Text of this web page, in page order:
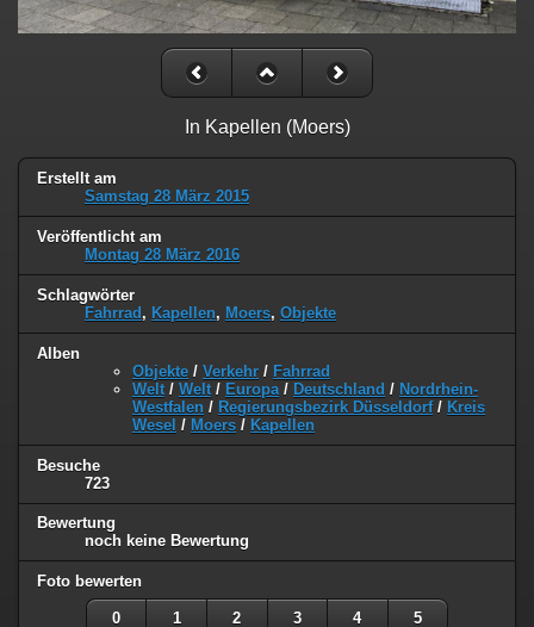
In Kapellen (Moers)
Erstellt am
Samstag 28 März 2015
Veröffentlicht am
Montag 28 März 2016
Schlagwörter
Fahrrad , Kapellen, Moers, Objekte
Alben
Objekte / Verkehr / Fahrrad
Welt / Welt / Europa / Deutschland / Nordrhein-
Westfalen / Regierungsbezirk Düsseldorf/ Kreis
Wesel / Moers / Kapellen
Besuche
723
Bewertung
noch keine Bewertung
Foto bewerten
0 1 2 3 4 5